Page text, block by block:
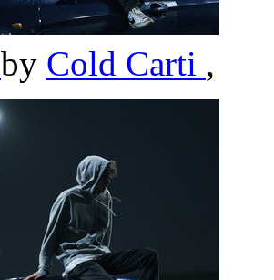
by Cold Carti ,